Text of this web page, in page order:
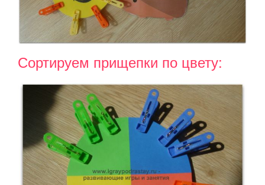
Сортируем прищепки по цвету: